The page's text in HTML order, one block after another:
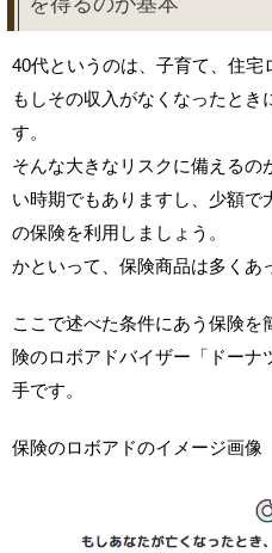
40代というのは、子育て、住宅
もしその収入がなくなったと
す。
そんな大きなリスクに備えるの
い時期でもありますし、少額で
の保険を利用しましょう。
かといって、保険商品は多くあ
ここで述べた条件にあう保険
険のロボアドバイザー「ドー
手です。
保険のロボアドのイメージ画像